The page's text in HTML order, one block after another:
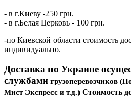
- в г.Киеву -250 грн.
- в г.Белая Церковь - 100 грн.
-по Киевской области стоимость
индивидуально.
Доставка по Украине
службами грузоперевозчиков
Мист Экспресс и т.д.) Стоимость